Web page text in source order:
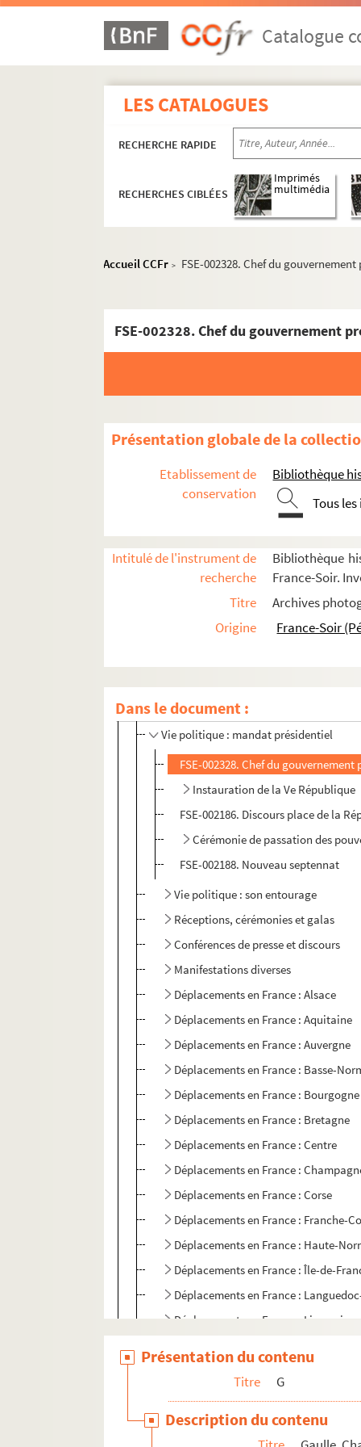
Catalogue
LES CATALOGUES
RECHERCHE RAPIDE
RECHERCHES CIBLÉES
Imprimés
multimédia
Accueil CCFr > FSE-002328. Chef du
FSE-002328. Chef du gouvernement
Présentation globale de la
Etablissement de
conservation
Bibliothèque
Tous
Intitulé de l'instrument de
recherche
Bibliothèque
France-Soir.
Titre
Archives
Origine
France-Soir
Dans le document :
B
C
E
F
G
Gaulle, Charles de
Vie personnelle
Résidences
Décès et obsèques
Anniversaires de sa mort
Hommages et Commémorations
Véhicules
Vie militaire : appel du 18 juin 1940
Vie politique : mandat présidentiel
FSE-002328. Chef du gouvernement
Instauration de la Ve République
FSE-002186. Discours place de la
Cérémonie de passation des
FSE-002188. Nouveau septennat
Vie politique : son entourage
Réceptions, cérémonies et galas
Conférences de presse et discours
Manifestations diverses
Déplacements en France : Alsace
Déplacements en France : Aquitaine
Déplacements en France : Auvergne
Déplacements en France : Basse-
Déplacements en France : Bourgogne
Déplacements en France : Bretagne
Déplacements en France : Centre
Déplacements en France :
Déplacements en France : Corse
Déplacements en France : Franche-
Déplacements en France : Haute-
Déplacements en France : Île-de-
Déplacements en France :
Déplacements en France : Limousin
Déplacements en France : Pays de la
Présentation du contenu
Titre G
Description du contenu